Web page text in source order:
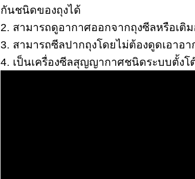
กันชนิดของถุงได้
2. สามารถดูอากาศออกจากถุงซีลหรือเติ
3. สามารถซีลปากถุงโดยไม่ต้องดูดเอาอ
4. เป็นเครื่องซีลสุญญากาศชนิดระบบตั้งโ